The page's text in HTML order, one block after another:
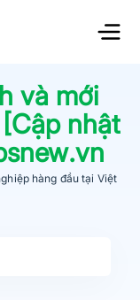
và mới
nhật
hàng đầu tại Việt